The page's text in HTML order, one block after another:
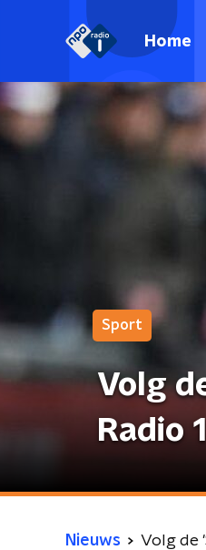
Home
Sport
Volg
Radio 1
Nieuws Volg de